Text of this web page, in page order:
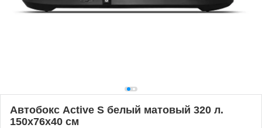
Автобокс Active S белый матовый 320 л.
150х76х40 см